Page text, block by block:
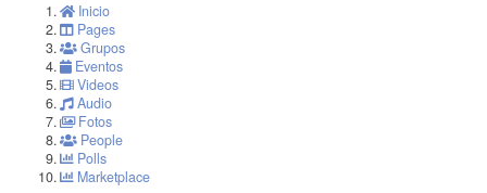
Inicio
Pages
Grupos
Eventos
Videos
Audio
Fotos
People
Polls
Marketplace